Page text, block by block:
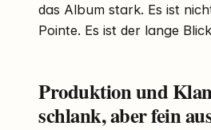
das Album stark. Es ist
Pointe. Es ist der lange
Produktion und
schlank, aber fein